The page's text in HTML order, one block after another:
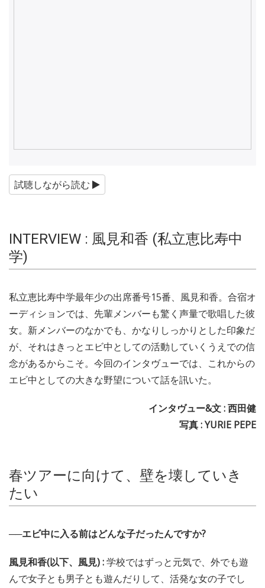
試聴しながら読む
INTERVIEW : 風見和香 (私立恵比寿中
学)
私立恵比寿中学最年少の出席番号15番、風見和香。合宿オ
ーディションでは、先輩メンバーも驚く声量で歌唱した彼
女。新メンバーのなかでも、かなりしっかりとした印象だ
が、それはきっとエビ中としての活動していくうえでの信
念があるからこそ。今回のインタヴューでは、これからの
エビ中としての大きな野望について話を訊いた。
インタヴュー&文 : 西田健
写真 : YURIE PEPE
春ツアーに向けて、壁を壊していき
たい
──エビ中に入る前はどんな子だったんですか?
風見和香(以下、風見) :学校ではずっと元気で、外でも遊
んで女子とも男子とも遊んだりして、活発な女の子でし